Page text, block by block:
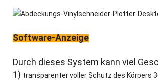
Software-Anzeige
Durch dieses System kann viel
1) transparenter voller Schutz des Körpers